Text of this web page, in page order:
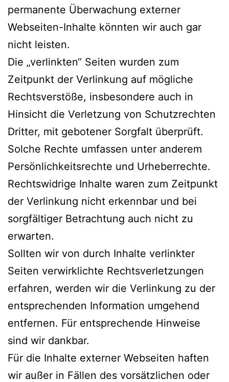
permanente Überwachung externer
Webseiten-Inhalte könnten wir auch gar
nicht leisten.
Die „verlinkten“ Seiten wurden zum
Zeitpunkt der Verlinkung auf mögliche
Rechtsverstöße, insbesondere auch in
Hinsicht die Verletzung von Schutzrechten
Dritter, mit gebotener Sorgfalt überprüft.
Solche Rechte umfassen unter anderem
Persönlichkeitsrechte und Urheberrechte.
Rechtswidrige Inhalte waren zum Zeitpunkt
der Verlinkung nicht erkennbar und bei
sorgfältiger Betrachtung auch nicht zu
erwarten.
Sollten wir von durch Inhalte verlinkter
Seiten verwirklichte Rechtsverletzungen
erfahren, werden wir die Verlinkung zu der
entsprechenden Information umgehend
entfernen. Für entsprechende Hinweise
sind wir dankbar.
Für die Inhalte externer Webseiten haften
wir außer in Fällen des vorsätzlichen oder